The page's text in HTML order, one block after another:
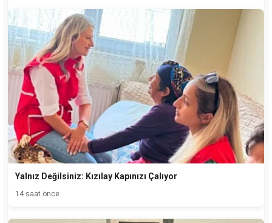
Yalnız Değilsiniz: Kızılay Kapınızı Çalıyor
14 saat önce